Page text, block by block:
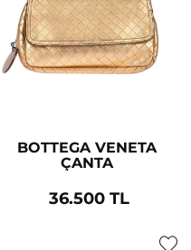
BOTTEGA VENETA
ÇANTA
36.500 TL